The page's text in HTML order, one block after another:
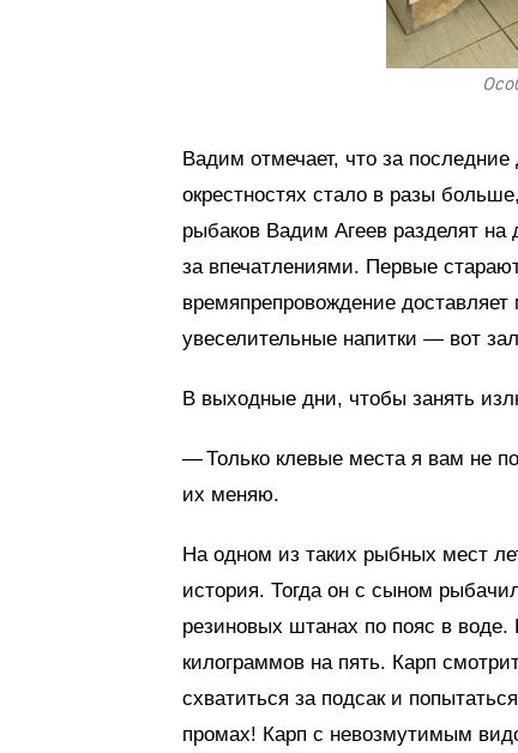
Вадим отмечает, что за
окрестностях стало в разы
рыбаков Вадим Агеев разделят на
за впечатлениями. Первые
времяпрепровождение
увеселительные напитки — вот
В выходные дни, чтобы занять
— Только клевые места я вам не
их меняю.
На одном из таких рыбных мест
история. Тогда он с сыном
резиновых штанах по пояс в
килограммов на пять. Карп
схватиться за подсак и
промах! Карп с невозмутимым